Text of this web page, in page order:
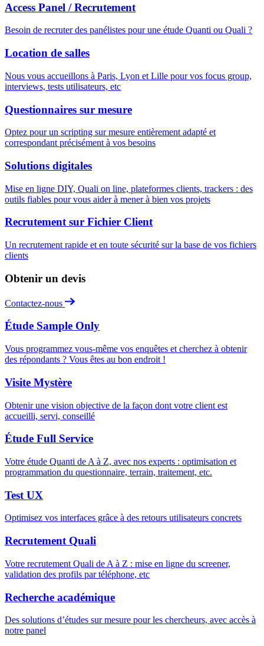
Access Panel / Recrutement
Besoin de recruter des panélistes pour une étude Quanti ou Quali ?
Location de salles
Nous vous accueillons à Paris, Lyon et Lille pour vos focus group,
interviews, tests utilisateurs, etc
Questionnaires sur mesure
Optez pour un scripting sur mesure entièrement adapté et
correspondant précisément à vos besoins
Solutions digitales
Mise en ligne DIY, Quali on line, plateformes clients, trackers : des
outils fiables pour vous aider à mener à bien vos projets
Recrutement sur Fichier Client
Un recrutement rapide et en toute sécurité sur la base de vos fichiers
clients
Obtenir un devis
Contactez-nous
Étude Sample Only
Vous programmez vous-même vos enquêtes et cherchez à obtenir
des répondants ? Vous êtes au bon endroit !
Visite Mystère
Obtenir une vision objective de la façon dont votre client est
accueilli, servi, conseillé
Étude Full Service
Votre étude Quanti de A à Z, avec nos experts : optimisation et
programmation du questionnaire, terrain, traitement, etc.
Test UX
Optimisez vos interfaces grâce à des retours utilisateurs concrets
Recrutement Quali
Votre recrutement Quali de A à Z : mise en ligne du screener,
validation des profils par téléphone, etc
Recherche académique
Des solutions d’études sur mesure pour les chercheurs, avec accès à
notre panel